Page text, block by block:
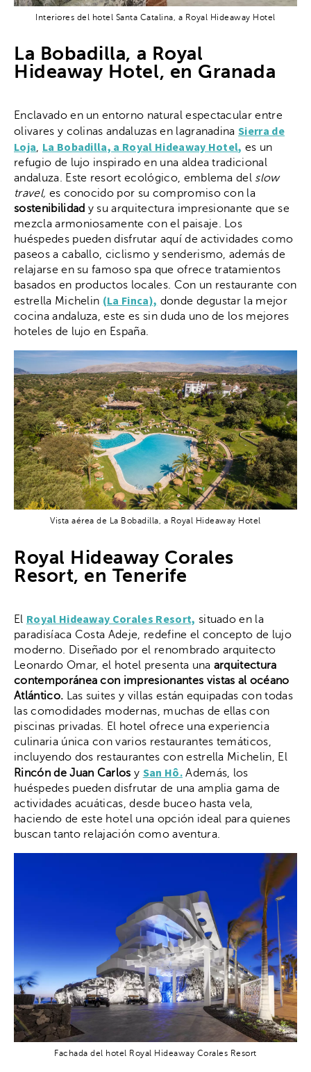
Interiores del hotel Santa Catalina, a Royal Hideaway Hotel
La Bobadilla, a Royal
Hideaway Hotel, en Granada
Enclavado en un entorno natural espectacular entre
olivares y colinas andaluzas en lagranadinaSierra de
Loja, La Bobadilla, a Royal Hideaway Hotel, es un
refugio de lujo inspirado en una aldea tradicional
andaluza. Este resort ecológico, emblema del slow
travel, es conocido por su compromiso con la
sostenibilidad y su arquitectura impresionante que se
mezcla armoniosamente con el paisaje. Los
huéspedes pueden disfrutar aquí de actividades como
paseos a caballo, ciclismo y senderismo, además de
relajarse en su famoso spa que ofrece tratamientos
basados en productos locales. Con un restaurante con
estrella Michelin (La Finca), donde degustar la mejor
cocina andaluza, este es sin duda uno de los mejores
hoteles de lujo en España.
Vista aérea de La Bobadilla, a Royal Hideaway Hotel
Royal Hideaway Corales
Resort, en Tenerife
El Royal Hideaway Corales Resort, situado en la
paradisíaca Costa Adeje, redefine el concepto de lujo
moderno. Diseñado por el renombrado arquitecto
Leonardo Omar, el hotel presenta una arquitectura
contemporánea con impresionantes vistas al océano
Atlántico. Las suites y villas están equipadas con todas
las comodidades modernas, muchas de ellas con
piscinas privadas. El hotel ofrece una experiencia
culinaria única con varios restaurantes temáticos,
incluyendo dos restaurantes con estrella Michelin, El
Rincón de Juan Carlosy San Hô.Además, los
huéspedes pueden disfrutar de una amplia gama de
actividades acuáticas, desde buceo hasta vela,
haciendo de este hotel una opción ideal para quienes
buscan tanto relajación como aventura.
Fachada del hotel Royal Hideaway Corales Resort